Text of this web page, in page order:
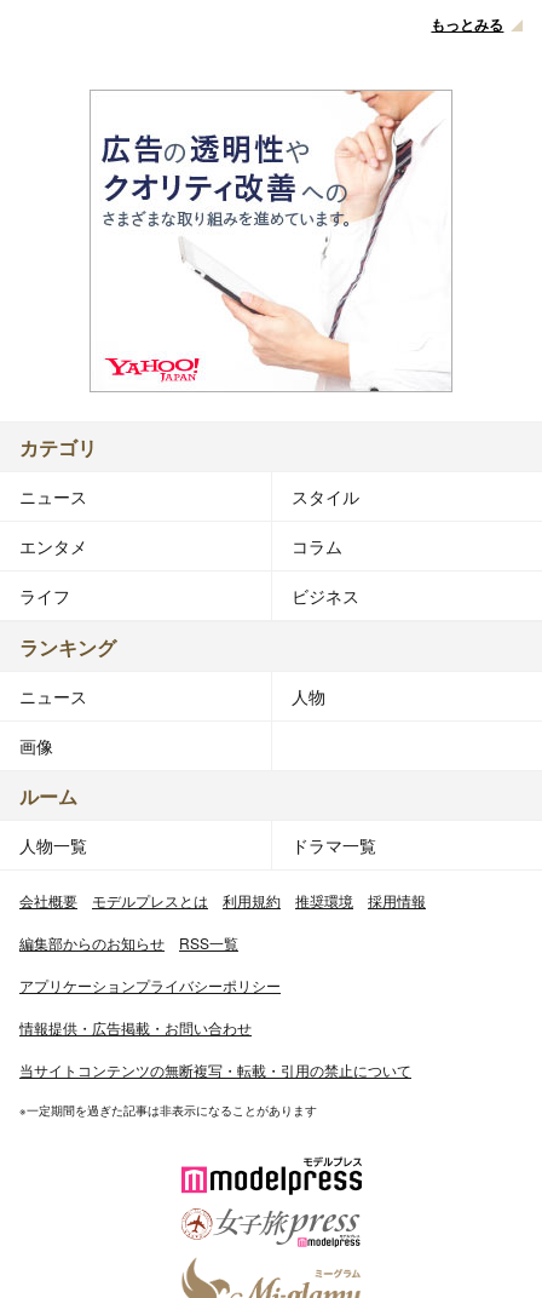
もっとみる
カテゴリ
ニュース スタイル
エンタメ コラム
ライフ ビジネス
ランキング
ニュース 人物
画像
ルーム
人物一覧 ドラマ一覧
会社概要 モデルプレスとは 利用規約 推奨環境 採用情報
編集部からのお知らせ RSS一覧
アプリケーションプライバシーポリシー
情報提供・広告掲載・お問い合わせ
当サイトコンテンツの無断複写・転載・引用の禁止について
※一定期間を過ぎた記事は非表示になることがあります